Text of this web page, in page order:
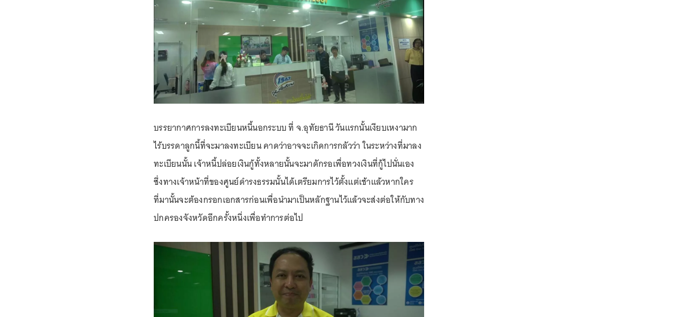
บรรยากาศการลงทะเบียนหนี้นอกระบบ ที่ จ.อุทัยธานี วันแรกนั้นเงียบเหงามาก
ไร้บรรดาลูกนี้ที่จะมาลงทะเบียน คาดว่าอาจจะเกิดการกลัวว่า ในระหว่างที่มาลง
ทะเบียนนั้น เจ้าหนี้ปล่อยเงินกู้ทั้งหลายนั้นจะมาดักรอเพื่อทวงเงินที่กู้ไปนั่นเอง
ซึ่งทางเจ้าหน้าที่ของศูนย์ดำรงธรรมนั้นได้เตรียมการไว้ตั้งแต่เช้าแล้วหากใคร
ที่มานั้นจะต้องกรอกเอกสารก่อนเพื่อนำมาเป็นหลักฐานไว้แล้วจะส่งต่อให้กับทาง
ปกครองจังหวัดอีกครั้งหนึ่งเพื่อทำการต่อไป